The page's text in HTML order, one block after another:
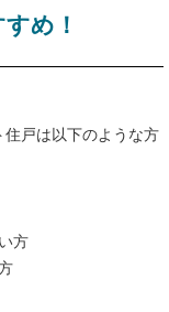
め！
戸は以下のような方
方